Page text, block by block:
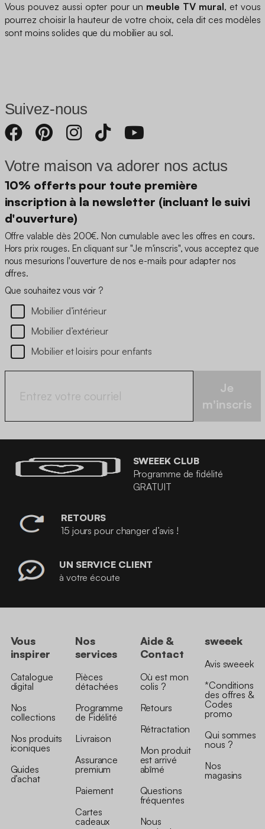
Vous pouvez aussi opter pour un meuble TV mural, et vous
pourrez choisir la hauteur de votre choix, cela dit ces modèles
sont moins solides que du mobilier au sol.
Suivez-nous
Votre maison va adorer nos actus
10% offerts pour toute première
inscription à la newsletter (incluant le suivi
d'ouverture)
Offre valable dès 200€. Non cumulable avec les offres en cours.
Hors prix rouges. En cliquant sur "Je m'inscris", vous acceptez que
nous mesurions l'ouverture de nos e-mails pour adapter nos
offres.
Que souhaitez vous voir ?
Mobilier d’intérieur
Mobilier d’extérieur
Mobilier et loisirs pour enfants
Je
m'inscris
SWEEEK CLUB
Programme de fidélité
GRATUIT
RETOURS
15 jours pour changer d’avis !
UN SERVICE CLIENT
à votre écoute
Vous
inspirer
Catalogue
digital
Nos
collections
Nos produits
iconiques
Guides
d’achat
Nos
services
Pièces
détachées
Programme
de Fidélité
Livraison
Assurance
premium
Paiement
Cartes
cadeaux
Aide &
Contact
Où est mon
colis ?
Retours
Rétractation
Mon produit
est arrivé
abîmé
Questions
fréquentes
Nous
sweeek
Avis sweeek
*Conditions
des offres &
Codes
promo
Qui sommes
nous ?
Nos
magasins